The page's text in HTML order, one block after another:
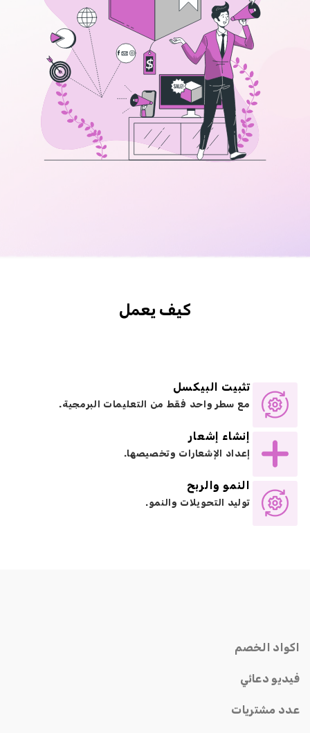
كيف يعمل
تثبيت البيكسل
مع سطر واحد فقط من التعليمات البرمجية.
إنشاء إشعار
إعداد الإشعارات وتخصيصها.
النمو والربح
توليد التحويلات والنمو.
اكواد الخصم
فيديو دعائي
عدد مشتريات